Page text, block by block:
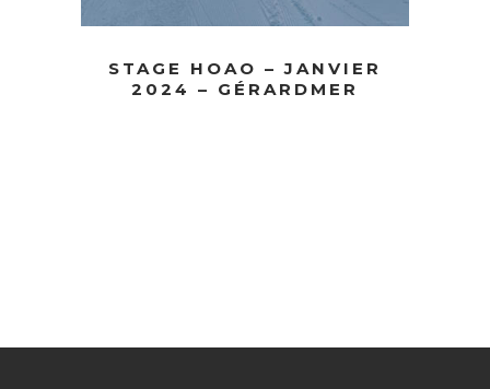
STAGE HOAO – JANVIER
2024 – GÉRARDMER